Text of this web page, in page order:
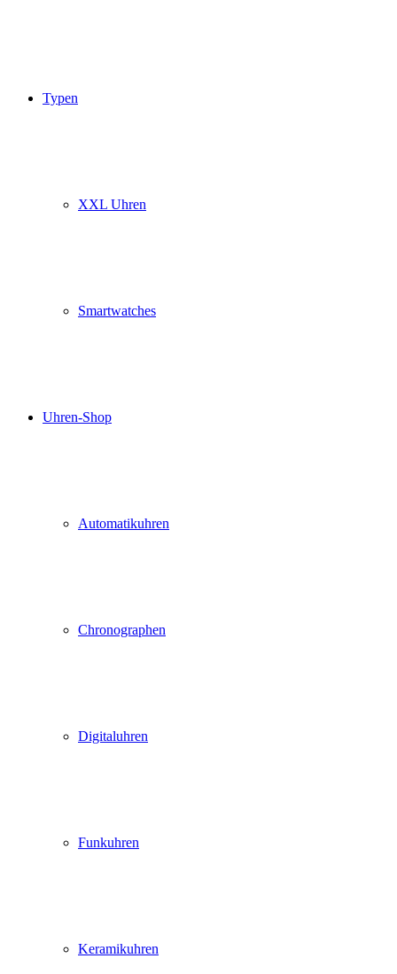
Typen
XXL Uhren
Smartwatches
Uhren-Shop
Automatikuhren
Chronographen
Digitaluhren
Funkuhren
Keramikuhren